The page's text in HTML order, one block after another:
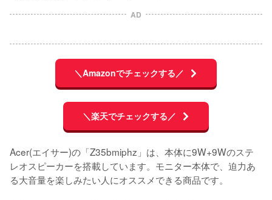
AD
＼Amazonでチェックする／
＼楽天でチェックする／
Acer(エイサー)の「Z35bmiphz」は、本体に9W+9Wのステ
レオスピーカーを搭載しています。モニター本体で、迫力あ
る大音量を楽しみたい人にオススメできる商品です。